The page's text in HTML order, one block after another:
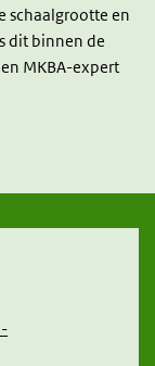
schaalgrootte en
dit binnen de
MKBA-expert